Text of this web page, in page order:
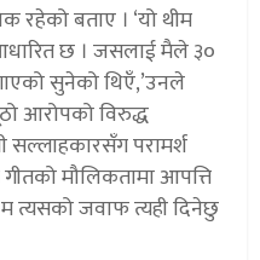
रहेको बताए । ‘यो थीम
छ । जसलाई मैले ३०
सुनेको थिएँ,’उनले
आरोपको विरुद्ध
सल्लाहकारसँग परामर्श
मौलिकतामा आपत्ति
जवाफ त्यही दिनेछु